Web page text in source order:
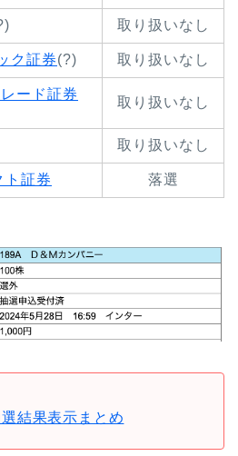
取り扱いなし
ク証券(?) 取り扱いなし
ード証券
取り扱いなし
取り扱いなし
ト証券 落選
結果表示まとめ